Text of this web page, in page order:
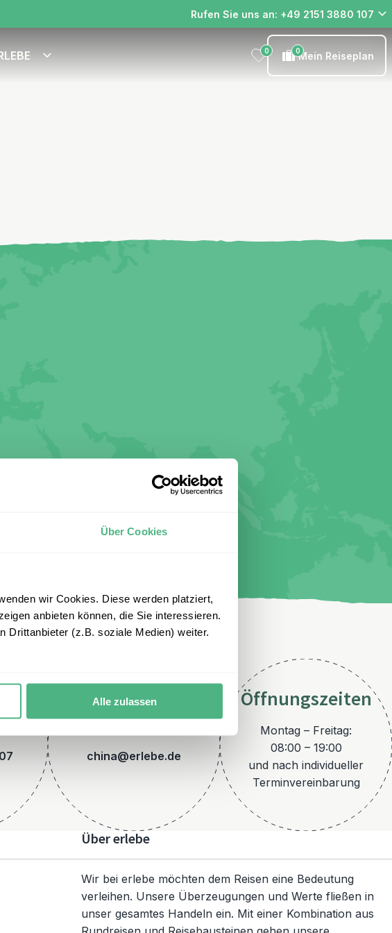
Über Cookies
wir Cookies. Diese werden platziert,
anbieten können, die Sie interessieren.
Drittanbieter (z.B. soziale Medien) weiter.
Alle zulassen
Rufen Sie uns an: +49 2151 3880 107
0 0Mein Reiseplan
E-Mail
china@erlebe.de
Öffnungszeiten
Montag – Freitag:
08:00 – 19:00
und nach individueller
Terminvereinbarung
Über erlebe
Wir bei erlebe möchten dem Reisen eine Bedeutung
verleihen. Unsere Überzeugungen und Werte fließen in
unser gesamtes Handeln ein. Mit einer Kombination aus